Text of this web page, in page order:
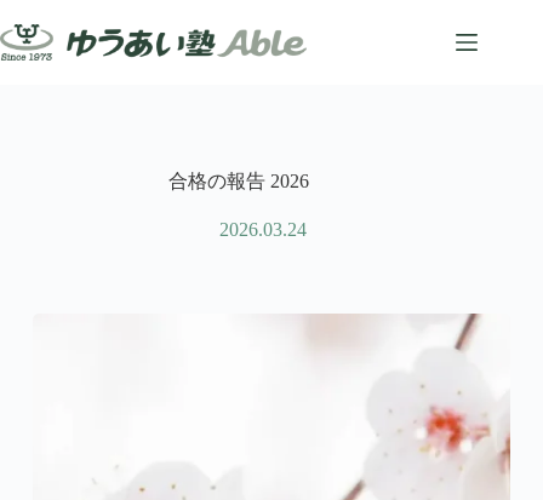
ン
テ
合格の報告 2026
2026.03.24